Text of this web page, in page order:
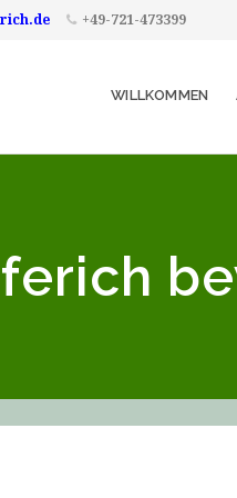
+49-721-473399
WILLKOMMEN